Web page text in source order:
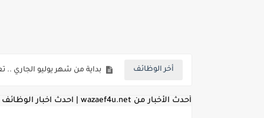
أخر الوظائف
بداية من شهر يوليو الجاري ..
أحدث الأخبار من wazaef4u.net | احدث اخبار الوظائف